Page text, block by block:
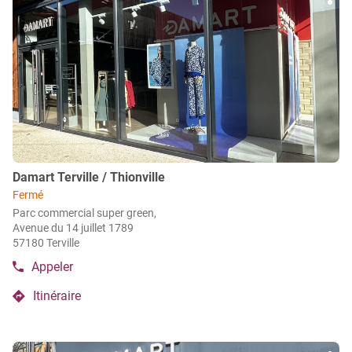
de
vente
Damart
Mulhouse
Damart
Mulhouse
la
touche
ENTRÉE
pour
obtenir
de
plus
amples
informations
Point
de
vente
:
Damart Terville / Thionville
Fermé
Parc commercial super green,
Avenue du 14 juillet 1789
57180 Terville
Appeler
Afficher
le
numéro
du
Itinéraire
jusqu'au
Appuyer